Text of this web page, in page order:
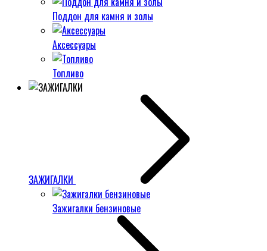
Поддон для камня и золы
Аксессуары
Топливо
ЗАЖИГАЛКИ
Зажигалки бензиновые